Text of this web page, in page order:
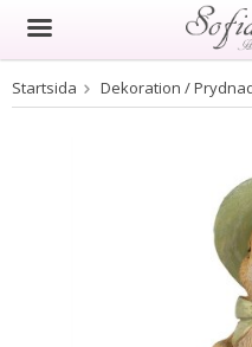
Produkten har
Startsida Dekoration /